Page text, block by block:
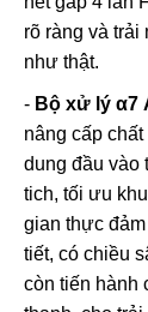
rõ ràng và trải
như thật.
- Bộ xử lý α7
nâng cấp
dung đầu vào
tich, tối ưu
gian thực
tiết, có chiều
còn tiến hành